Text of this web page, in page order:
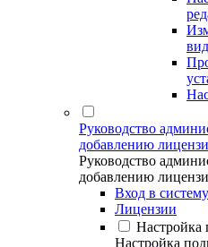
Руководство
добавлению
Руководство
добавлению
Вход в систему
Лицензии
Настройка
Настройка